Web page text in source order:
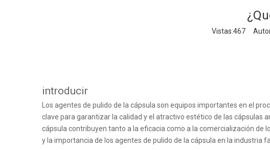
Vistas:467
introducir
Los agentes de pulido de la cápsula son equipos importantes en el
clave para garantizar la calidad y el atractivo estético de las cápsulas
cápsula contribuyen tanto a la eficacia como a la comercialización
y la importancia de los agentes de pulido de la cápsula en la industria